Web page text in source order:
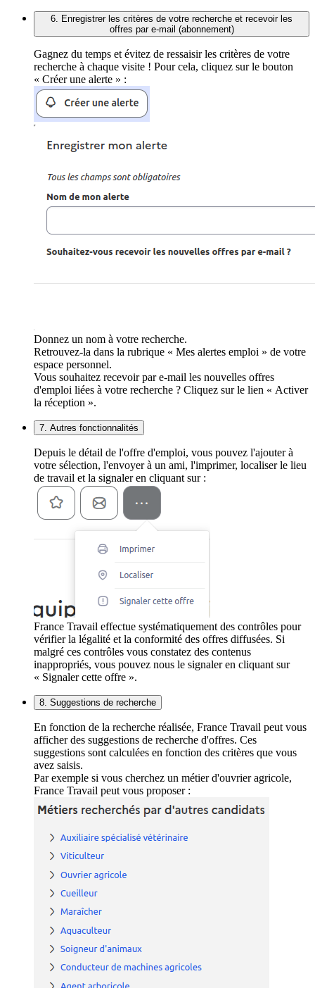
6. Enregistrer les critères de votre recherche et recevoir les
offres par e-mail (abonnement)
Gagnez du temps et évitez de ressaisir les critères de votre
recherche à chaque visite ! Pour cela, cliquez sur le bouton
« Créer une alerte » :
Donnez un nom à votre recherche.
Retrouvez-la dans la rubrique « Mes alertes emploi » de votre
espace personnel.
Vous souhaitez recevoir par e-mail les nouvelles offres
d'emploi liées à votre recherche ? Cliquez sur le lien « Activer
la réception ».
7. Autres fonctionnalités
Depuis le détail de l'offre d'emploi, vous pouvez l'ajouter à
votre sélection, l'envoyer à un ami, l'imprimer, localiser le lieu
de travail et la signaler en cliquant sur :
France Travail effectue systématiquement des contrôles pour
vérifier la légalité et la conformité des offres diffusées. Si
malgré ces contrôles vous constatez des contenus
inappropriés, vous pouvez nous le signaler en cliquant sur
« Signaler cette offre ».
8. Suggestions de recherche
En fonction de la recherche réalisée, France Travail peut vous
afficher des suggestions de recherche d'offres. Ces
suggestions sont calculées en fonction des critères que vous
avez saisis.
Par exemple si vous cherchez un métier d'ouvrier agricole,
France Travail peut vous proposer :